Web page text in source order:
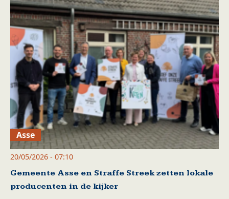
Asse
20/05/2026 - 07:10
Gemeente Asse en Straffe Streek zetten lokale
producenten in de kijker